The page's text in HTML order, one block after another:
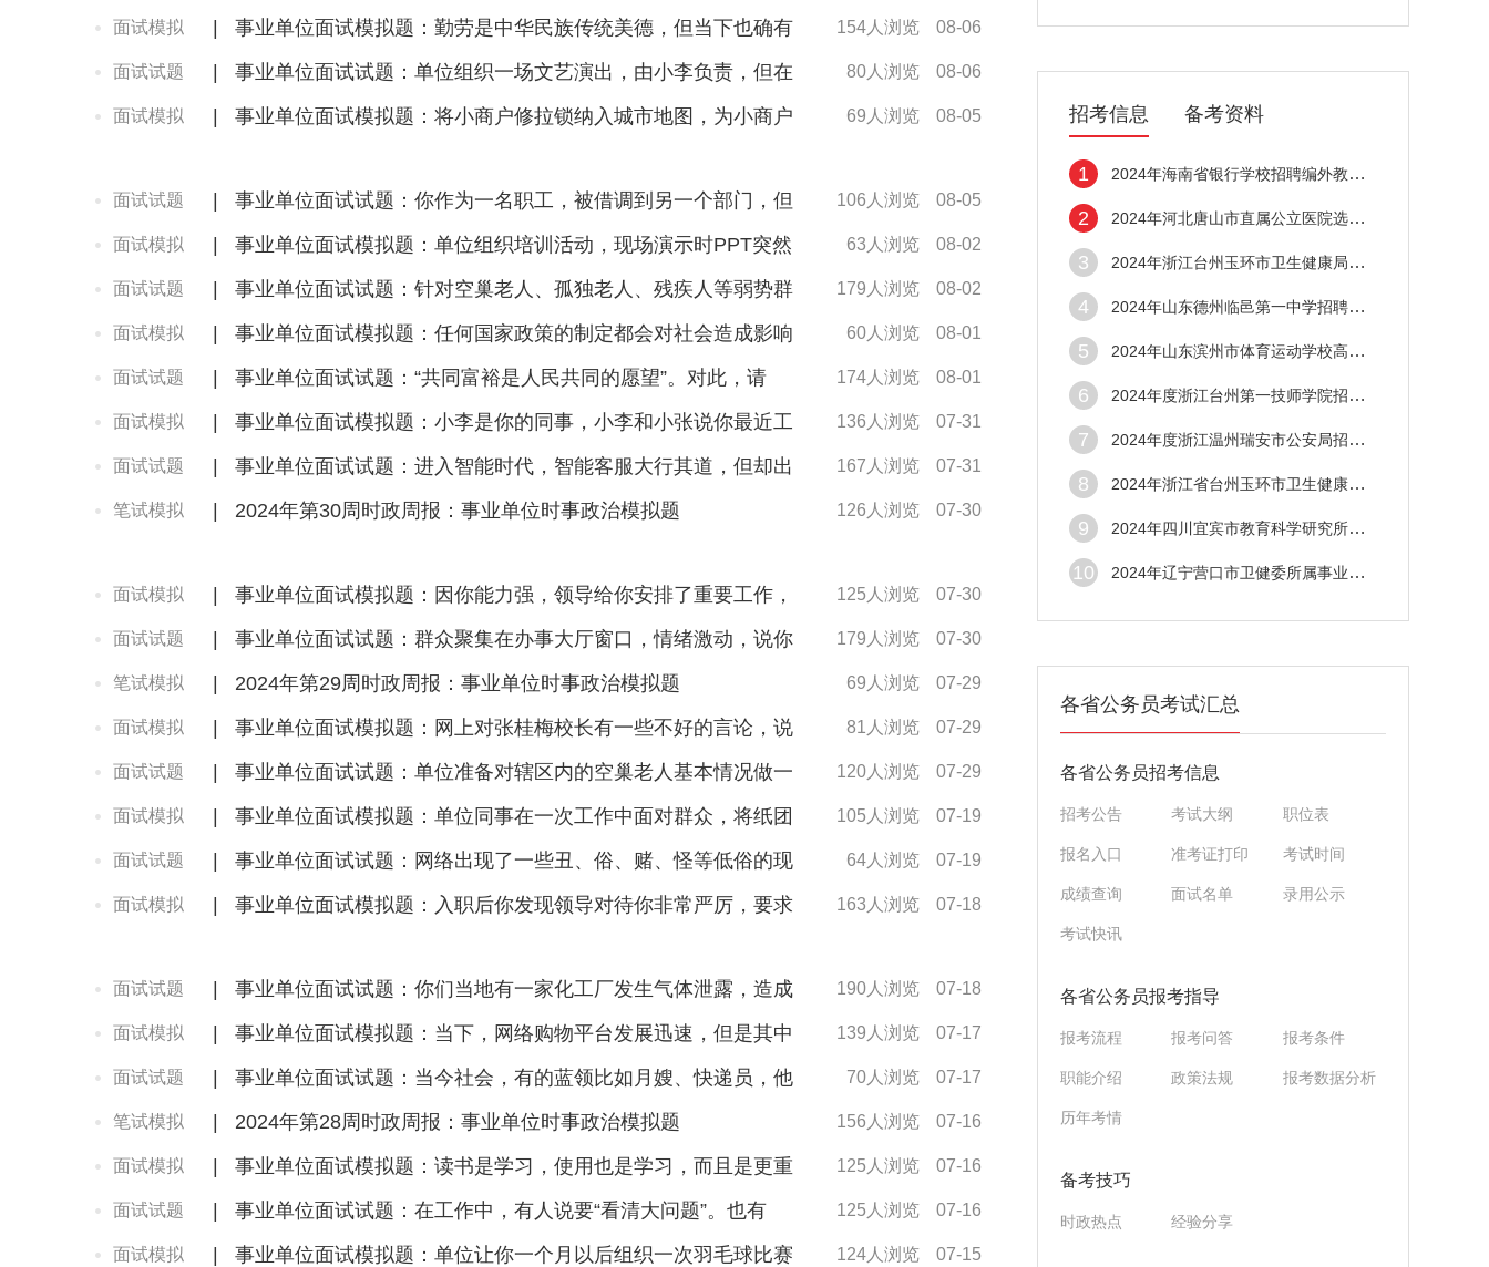
08-06
154人浏览
面试模拟 事业单位面试模拟题：勤劳是中华民族传统美德，但当下也确有
08-06
80人浏览
面试试题 事业单位面试试题：单位组织一场文艺演出，由小李负责，但在
08-05
69人浏览
面试模拟 事业单位面试模拟题：将小商户修拉锁纳入城市地图，为小商户
08-05
106人浏览
面试试题 事业单位面试试题：你作为一名职工，被借调到另一个部门，但
08-02
63人浏览
面试模拟 事业单位面试模拟题：单位组织培训活动，现场演示时PPT突然
08-02
179人浏览
面试试题 事业单位面试试题：针对空巢老人、孤独老人、残疾人等弱势群
08-01
60人浏览
面试模拟 事业单位面试模拟题：任何国家政策的制定都会对社会造成影响
08-01
174人浏览
面试试题 事业单位面试试题：“共同富裕是人民共同的愿望”。对此，请
07-31
136人浏览
面试模拟 事业单位面试模拟题：小李是你的同事，小李和小张说你最近工
07-31
167人浏览
面试试题 事业单位面试试题：进入智能时代，智能客服大行其道，但却出
07-30
126人浏览
笔试模拟 2024年第30周时政周报：事业单位时事政治模拟题
07-30
125人浏览
面试模拟 事业单位面试模拟题：因你能力强，领导给你安排了重要工作，
07-30
179人浏览
面试试题 事业单位面试试题：群众聚集在办事大厅窗口，情绪激动，说你
07-29
69人浏览
笔试模拟 2024年第29周时政周报：事业单位时事政治模拟题
07-29
81人浏览
面试模拟 事业单位面试模拟题：网上对张桂梅校长有一些不好的言论，说
07-29
120人浏览
面试试题 事业单位面试试题：单位准备对辖区内的空巢老人基本情况做一
07-19
105人浏览
面试模拟 事业单位面试模拟题：单位同事在一次工作中面对群众，将纸团
07-19
64人浏览
面试试题 事业单位面试试题：网络出现了一些丑、俗、赌、怪等低俗的现
07-18
163人浏览
面试模拟 事业单位面试模拟题：入职后你发现领导对待你非常严厉，要求
07-18
190人浏览
面试试题 事业单位面试试题：你们当地有一家化工厂发生气体泄露，造成
07-17
139人浏览
面试模拟 事业单位面试模拟题：当下，网络购物平台发展迅速，但是其中
07-17
70人浏览
面试试题 事业单位面试试题：当今社会，有的蓝领比如月嫂、快递员，他
07-16
156人浏览
笔试模拟 2024年第28周时政周报：事业单位时事政治模拟题
07-16
125人浏览
面试模拟 事业单位面试模拟题：读书是学习，使用也是学习，而且是更重
07-16
125人浏览
面试试题 事业单位面试试题：在工作中，有人说要“看清大问题”。也有
07-15
124人浏览
面试模拟 事业单位面试模拟题：单位让你一个月以后组织一次羽毛球比赛
招考信息 备考资料
1 2024年海南省银行学校招聘编外教师公告
2 2024年河北唐山市直属公立医院选聘125名公
3 2024年浙江台州玉环市卫生健康局招聘编外人
4 2024年山东德州临邑第一中学招聘教师5人公
5 2024年山东滨州市体育运动学校高水平教练员
6 2024年度浙江台州第一技师学院招聘编外教师
7 2024年度浙江温州瑞安市公安局招聘警务辅助
8 2024年浙江省台州玉环市卫生健康局招聘编外
9 2024年四川宜宾市教育科学研究所招聘4人公
10 2024年辽宁营口市卫健委所属事业单位引进高
各省公务员考试汇总
各省公务员招考信息
招考公告 考试大纲 职位表
报名入口 准考证打印 考试时间
成绩查询 面试名单 录用公示
考试快讯
各省公务员报考指导
报考流程 报考问答 报考条件
职能介绍 政策法规 报考数据分析
历年考情
备考技巧
时政热点 经验分享